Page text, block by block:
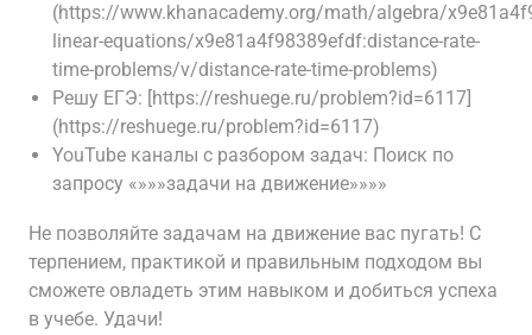
(https://www.khanacademy.org/math/algebra/
linear-equations/x9e81a4f98389efdf:distance-rate-
time-problems/v/distance-rate-time-problems)
Решу ЕГЭ: [https://reshuege.ru/problem?id=6117]
(https://reshuege.ru/problem?id=6117)
YouTube каналы с разбором задач: Поиск по
запросу «»»»задачи на движение»»»»
Не позволяйте задачам на движение вас пугать! С
терпением, практикой и правильным подходом вы
сможете овладеть этим навыком и добиться успеха
в учебе. Удачи!